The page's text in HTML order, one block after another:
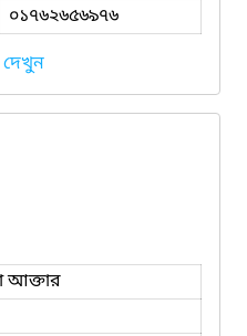
০১৭৬২৬৫৬৯৭৬
দেখুন
আক্তার